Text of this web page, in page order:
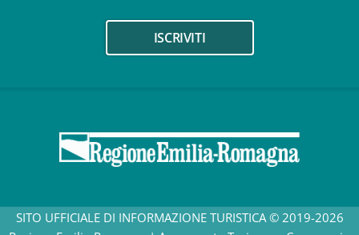
ISCRIVITI
SITO UFFICIALE DI INFORMAZIONE TURISTICA © 2019-2026